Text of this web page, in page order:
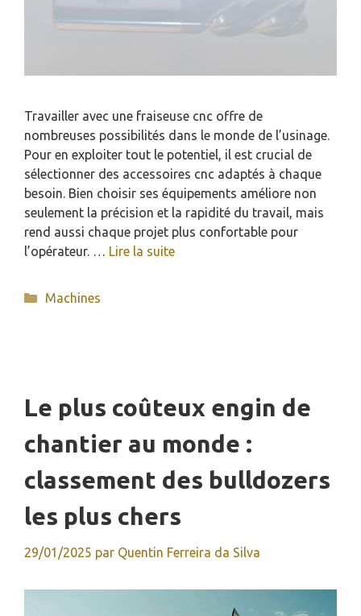
Travailler avec une fraiseuse cnc offre de
nombreuses possibilités dans le monde de l’usinage.
Pour en exploiter tout le potentiel, il est crucial de
sélectionner des accessoires cnc adaptés à chaque
besoin. Bien choisir ses équipements améliore non
seulement la précision et la rapidité du travail, mais
rend aussi chaque projet plus confortable pour
l’opérateur. … Lire la suite
Catégories
Machines
Le plus coûteux engin de
chantier au monde :
classement des bulldozers
les plus chers
29/01/2025 par Quentin Ferreira da Silva